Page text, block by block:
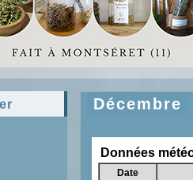
Décembre